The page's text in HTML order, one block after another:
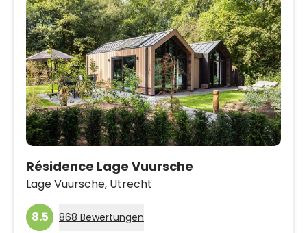
Résidence Lage Vuursche
Lage Vuursche, Utrecht
8.5 868 Bewertungen